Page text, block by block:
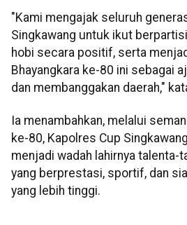
"Kami mengajak seluruh
Singkawang untuk ikut
hobi secara positif, serta
Bhayangkara ke-80 ini sebagai
dan membanggakan daerah,"
Ia menambahkan, melalui
ke-80, Kapolres Cup
menjadi wadah lahirnya
yang berprestasi, sportif, dan
yang lebih tinggi.